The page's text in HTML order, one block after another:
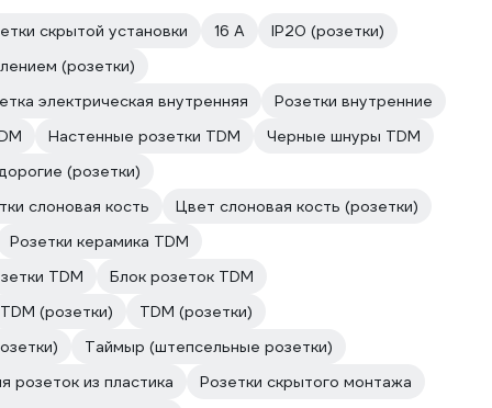
скрытой установки 16 А
IP20 (розетки)
(розетки)
электрическая внутренняя
Розетки внутренние
Настенные розетки TDM
Черные шнуры TDM
(розетки)
слоновая кость
Цвет слоновая кость (розетки)
Розетки керамика TDM
TDM
Блок розеток TDM
TDM (розетки)
TDM (розетки)
Таймыр (штепсельные розетки)
розеток из пластика
Розетки скрытого монтажа